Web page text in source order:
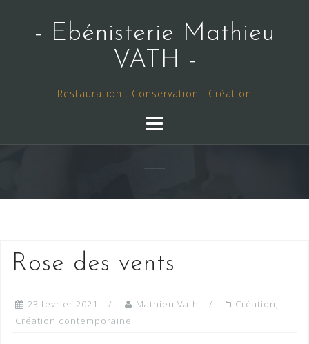
- Ebénisterie Mathieu
VATH -
Restauration . Conservation . Création
Rose des vents
23 février 2021 Mathieu Vath Création,
Création contemporaine